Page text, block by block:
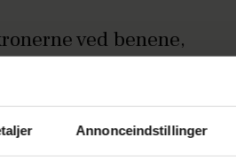
Annonceindstillinger
ved benene,
og citronskal.
med olie, og